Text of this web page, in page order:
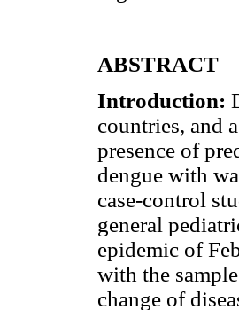
ABSTRACT
Introduction:
countries, and
presence of
dengue with
case-control
general
epidemic of
with the
change of